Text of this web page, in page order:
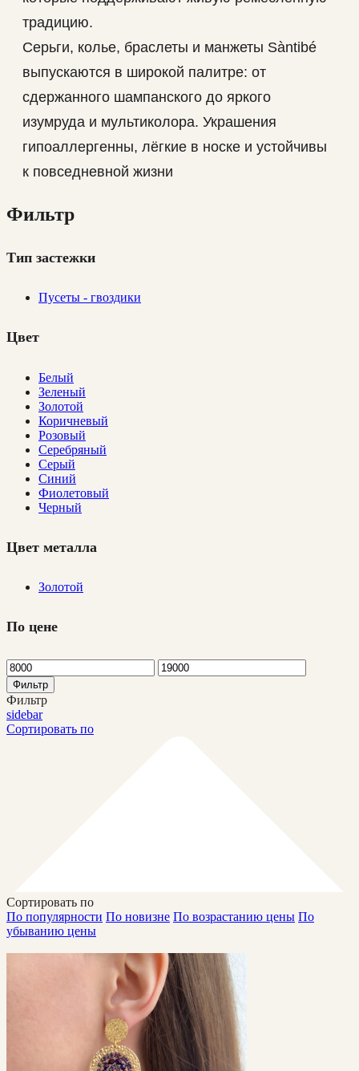
традицию.
Серьги, колье, браслеты и манжеты Sàntibé
выпускаются в широкой палитре: от
сдержанного шампанского до яркого
изумруда и мультиколора. Украшения
гипоаллергенны, лёгкие в носке и устойчивы
к повседневной жизни
Фильтр
Тип застежки
Пусеты - гвоздики
Цвет
Белый
Зеленый
Золотой
Коричневый
Розовый
Серебряный
Серый
Синий
Фиолетовый
Черный
Цвет металла
Золотой
По цене
Фильтр
Фильтр
sidebar
Сортировать по
Сортировать по
По популярности По новизне По возрастанию цены По
убыванию цены